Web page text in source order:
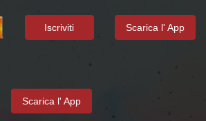
Iscriviti Scarica l' App
Scarica l' App